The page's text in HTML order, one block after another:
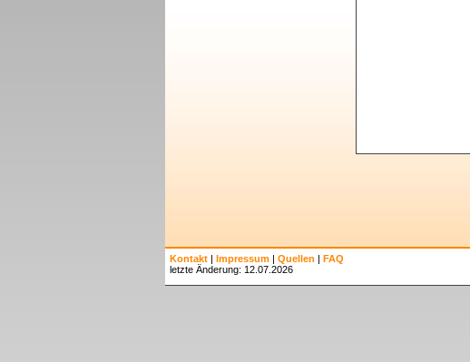
Kontakt | Impressum | Quellen | FAQ
letzte Änderung: 12.07.2026